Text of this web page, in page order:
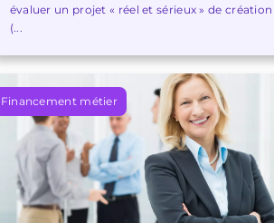
évaluer un projet « réel et sérieux » de création
(...
Financement métier